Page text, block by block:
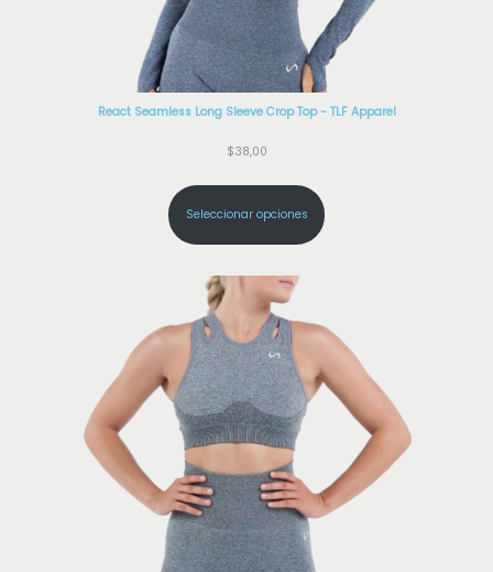
React Seamless Long Sleeve Crop Top - TLF Apparel
$38,00
Seleccionar opciones